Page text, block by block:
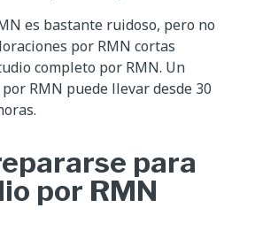
es bastante ruidoso, pero no
por RMN cortas
completo por RMN. Un
RMN puede llevar desde 30
para
por RMN